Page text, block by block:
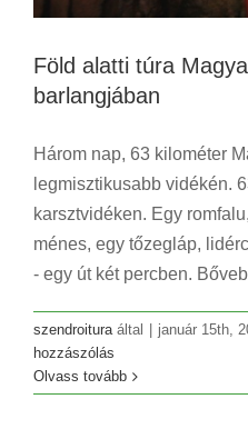
Föld alatti túra
barlangjában
Három nap, 63 kilométer
legmisztikusabb vidékén.
karsztvidéken. Egy
ménes, egy tőzegláp,
- egy út két percben.
szendroituraáltal január 15th,
hozzászólás
Olvass továbbWinnetou szelleme